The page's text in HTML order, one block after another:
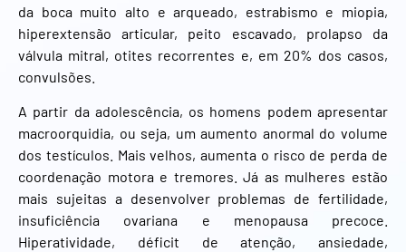
da boca muito alto e arqueado, estrabismo e miopia,
hiperextensão articular, peito escavado, prolapso da
válvula mitral, otites recorrentes e, em 20% dos casos,
convulsões.
A partir da adolescência, os homens podem apresentar
macroorquidia, ou seja, um aumento anormal do volume
dos testículos. Mais velhos, aumenta o risco de perda de
coordenação motora e tremores. Já as mulheres estão
mais sujeitas a desenvolver problemas de fertilidade,
insuficiência ovariana e menopausa precoce.
Hiperatividade, déficit de atenção, ansiedade,